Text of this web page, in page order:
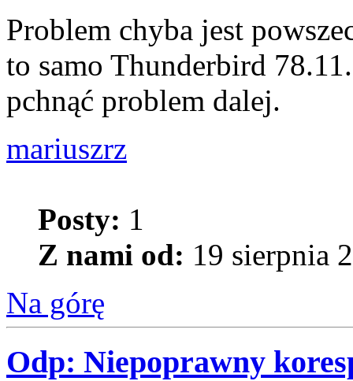
Problem chyba jest
to samo Thunderbird
pchnąć problem dalej.
mariuszrz
Posty: 1
Z nami od: 19 sierpnia
Na górę
Odp: Niepoprawny